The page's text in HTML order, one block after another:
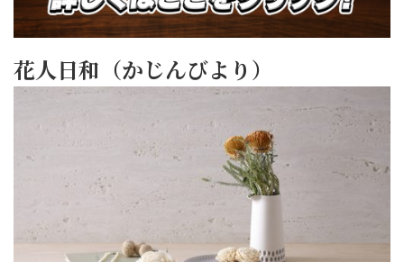
花人日和（かじんびより）